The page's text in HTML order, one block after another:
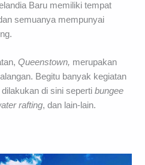
Baru memiliki tempat
semuanya mempunyai
Queenstown, merupakan
Begitu banyak kegiatan
di sini sepertibungee
rafting, dan lain-lain.